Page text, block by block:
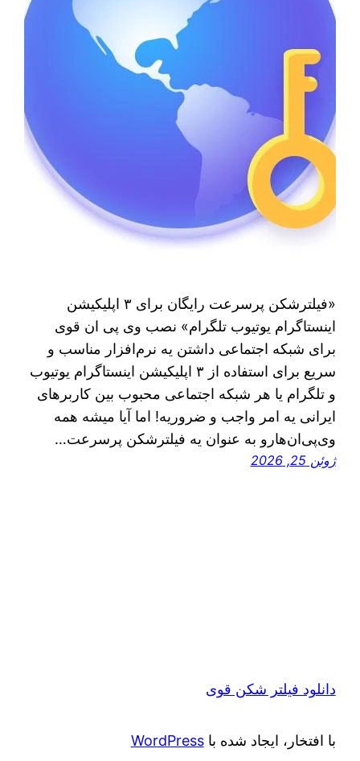
«فیلترشکن پرسرعت رایگان برای ۳ اپلیکیشن
اینستاگرام یوتیوب تلگرام» نصب وی پی ان قوی
برای شبکه اجتماعی داشتن یه نرم‌افزار مناسب و
سریع برای استفاده از ۳ اپلیکیشن اینستاگرام یوتیوب
و تلگرام یا هر شبکه اجتماعی محبوب بین کاربرهای
ایرانی یه امر واجب و ضروریه! اما آیا میشه همه
وی‌پی‌ان‌هارو به عنوان یه فیلترشکن پرسرعت…
ژوئن 25, 2026
دانلود فیلتر شکن قوی
با افتخار، ایجاد شده باWordPress